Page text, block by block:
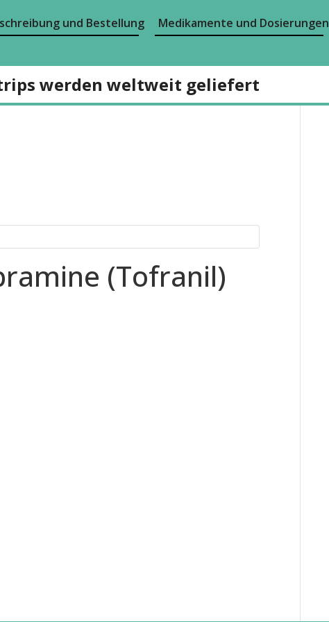
und Bestellung Medikamente und Dosierungen
werden weltweit geliefert
(Tofranil)